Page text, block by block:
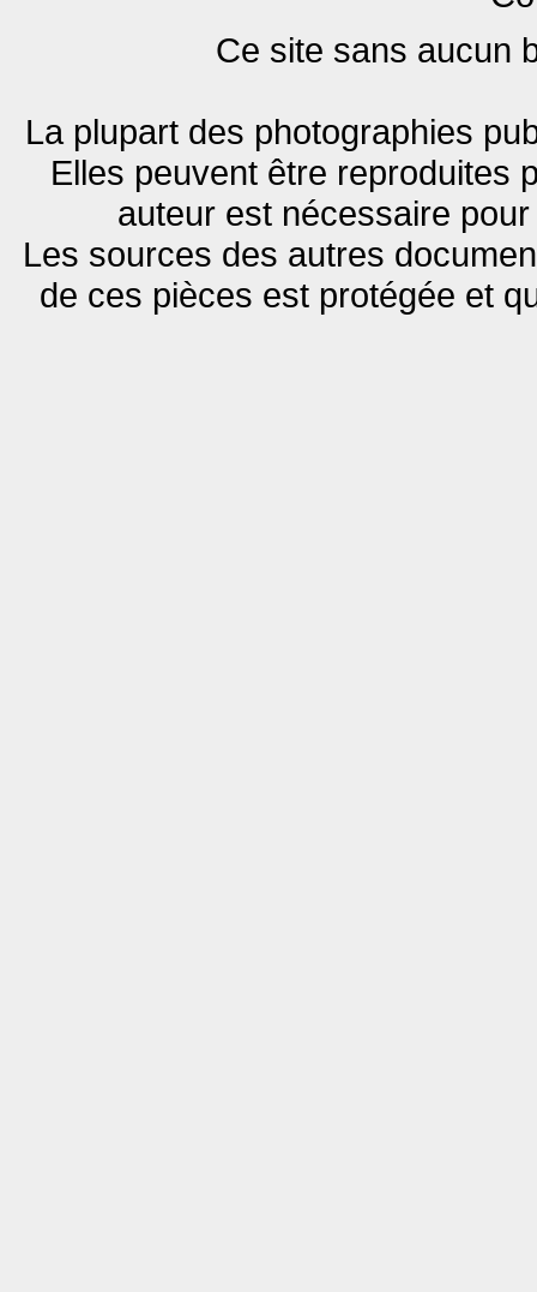
Ce site sans aucun
La plupart des photographies
Elles peuvent être reproduites
auteur est nécessaire
Les sources des autres
de ces pièces est protégée et